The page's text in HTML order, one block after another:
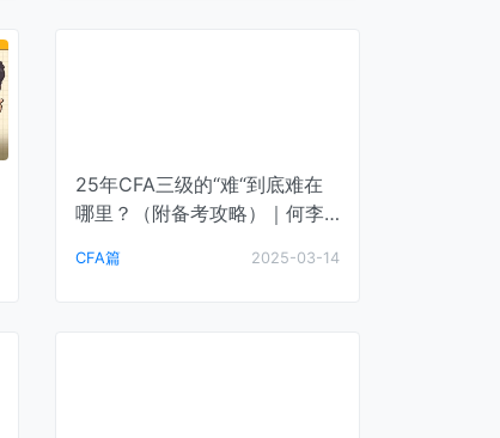
25年CFA三级的“难“到底难在
哪里？（附备考攻略）｜何李
CFA篇 2025-03-14